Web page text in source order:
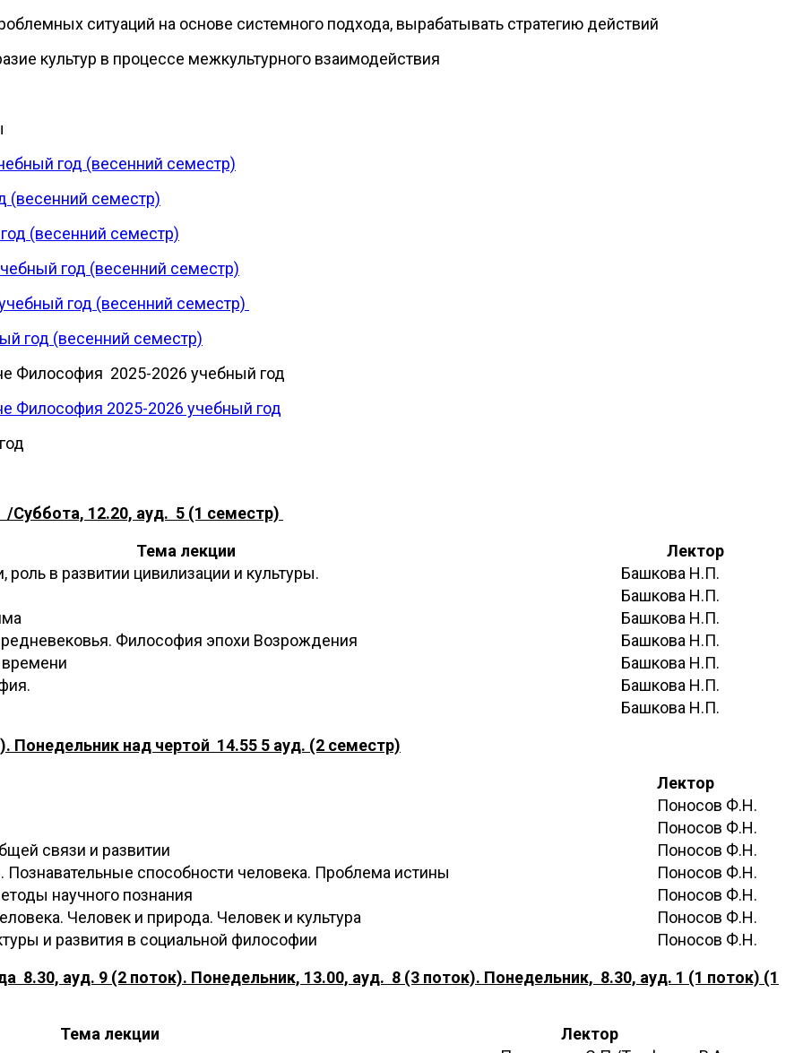
ситуаций на основе системного подхода, вырабатывать стратегию действий
культур в процессе межкультурного взаимодействия
год (весенний семестр)
(весенний семестр)
(весенний семестр)
год (весенний семестр)
год (весенний семестр)
год (весенний семестр)
Философия 2025-2026 учебный год
Философия 2025-2026 учебный год
Суббота, 12.20, ауд. 5 (1 семестр)
Тема лекции
Лектор
в развитии цивилизации и культуры.
Башкова Н.П.
Башкова Н.П.
Башкова Н.П.
Философия эпохи Возрождения
Башкова Н.П.
Башкова Н.П.
Башкова Н.П.
Башкова Н.П.
Понедельник над чертой 14.55 5 ауд. (2 семестр)
Лектор
Поносов Ф.Н.
Поносов Ф.Н.
связи и развитии
Поносов Ф.Н.
Познавательные способности человека. Проблема истины
Поносов Ф.Н.
научного познания
Поносов Ф.Н.
Человек и природа. Человек и культура
Поносов Ф.Н.
и развития в социальной философии
Поносов Ф.Н.
8.30, ауд. 9 (2 поток). Понедельник, 13.00, ауд. 8 (3 поток). Понедельник, 8.30, ауд. 1 (1 поток) (1
Тема лекции
Лектор